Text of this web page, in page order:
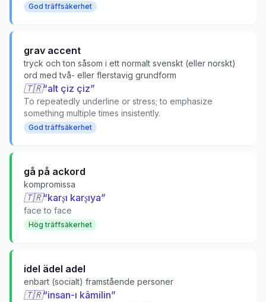
God träffsäkerhet
grav accent
tryck och ton såsom i ett normalt svenskt (eller norskt)
ord med två- eller flerstavig grundform
🇹🇷“alt çiz çiz”
To repeatedly underline or stress; to emphasize
something multiple times insistently.
God träffsäkerhet
gå på ackord
kompromissa
🇹🇷“karşı karşıya”
face to face
Hög träffsäkerhet
idel ädel adel
enbart (socialt) framstående personer
🇹🇷“insan-ı kâmilin”